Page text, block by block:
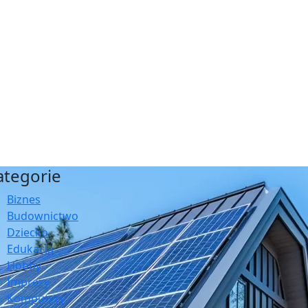
Biznes
Budownictwo
Dziecko
Edukacja
Hobby
Imprezy
Komputery